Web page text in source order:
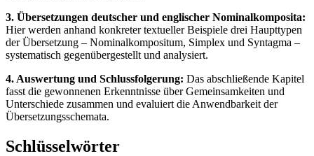
3. Übersetzungen deutscher und englischer Nominalkomposita:
Hier werden anhand konkreter textueller Beispiele drei Haupttypen
der Übersetzung – Nominalkompositum, Simplex und Syntagma –
systematisch gegenübergestellt und analysiert.
4. Auswertung und Schlussfolgerung: Das abschließende Kapitel
fasst die gewonnenen Erkenntnisse über Gemeinsamkeiten und
Unterschiede zusammen und evaluiert die Anwendbarkeit der
Übersetzungsschemata.
Schlüsselwörter